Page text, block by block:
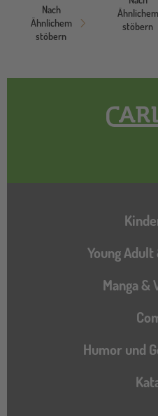
Nach
Ähnlichem
stöbern
Ähnlichem
stöbern
Young
Manga &
Humor und